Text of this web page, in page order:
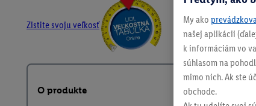
Zistite svoju veľkosť
O produkte
My ako
našej aplikácii
k informáciám vo
súhlasom na
mimo nich. Ak ste
obchode.